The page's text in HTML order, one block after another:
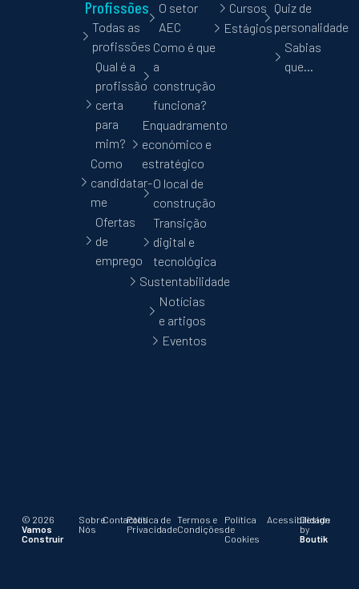
Profissões
Todas as
profissões
Qual é a
profissão
certa
para
mim?
Como
candidatar-
me
Ofertas
de
emprego
O setor
AEC
Como é que
a
construção
funciona?
Enquadramento
económico e
estratégico
O local de
construção
Transição
digital e
tecnológica
Sustentabilidade
Notícias
e artigos
Eventos
Cursos
Estágios
Quiz de
personalidade
Sabias
que…
© 2026
Vamos
Construir
Sobre
Nós
ContactosPolítica de
Privacidade
Termos e
Condições
Política
de
Cookies
Acessibilidade
Design
by
Boutik